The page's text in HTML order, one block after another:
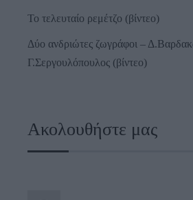
Το τελευταίο ρεμέτζο (βίντεο)
Δύο ανδριώτες ζωγράφοι –
Γ.Σεργουλόπουλος (βίντεο)
Ακολουθήστε μας